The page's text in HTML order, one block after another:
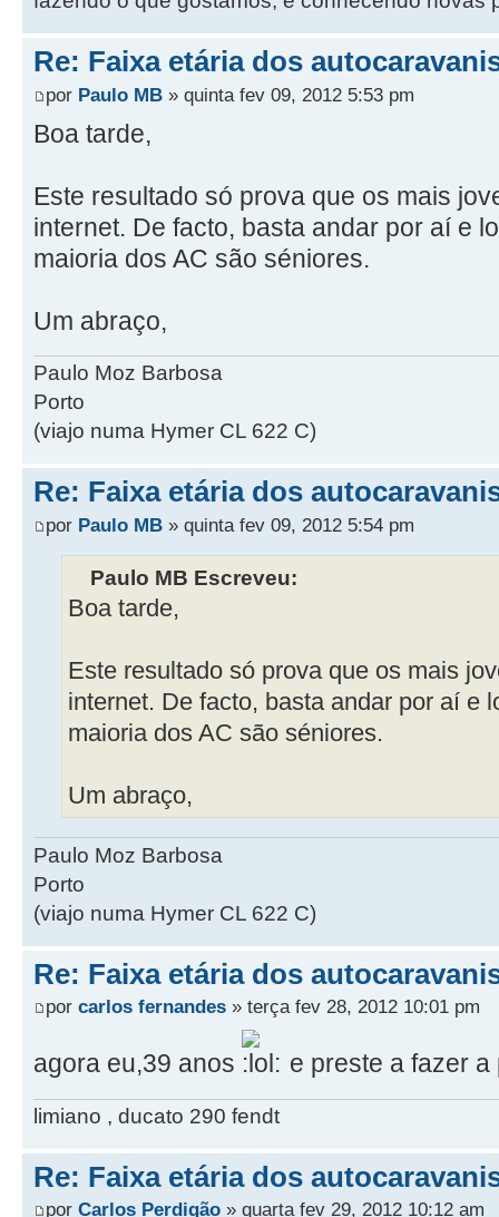
Re: Faixa etária dos
por Paulo MB » quinta fev 09, 2012 5:53 pm
Boa tarde,
Este resultado só prova que os mais
internet. De facto, basta andar por aí e
maioria dos AC são séniores.
Um abraço,
Paulo Moz Barbosa
Porto
(viajo numa Hymer CL 622 C)
Re: Faixa etária dos
por Paulo MB » quinta fev 09, 2012 5:54 pm
Paulo MB Escreveu:
Boa tarde,
Este resultado só prova que os mais
internet. De facto, basta andar por aí e
maioria dos AC são séniores.
Um abraço,
Paulo Moz Barbosa
Porto
(viajo numa Hymer CL 622 C)
Re: Faixa etária dos
por carlos fernandes » terça fev 28, 2012 10:01 pm
agora eu,39 anos e preste a fazer
limiano , ducato 290 fendt
Re: Faixa etária dos
por Carlos Perdigão » quarta fev 29, 2012 10:12 am